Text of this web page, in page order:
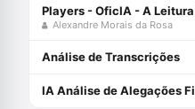
Alexandre Morais da Rosa
Análise de Transcrições
IA Análise de Alegações